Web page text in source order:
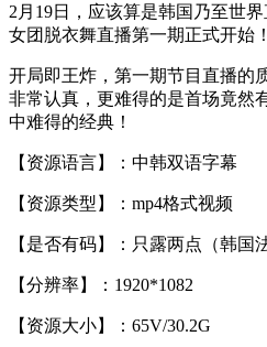
2月19日，应该算是韩国乃至世
女团脱衣舞直播第一期正式开始！
开局即王炸，第一期节目直播的
非常认真，更难得的是首场竟然
中难得的经典！
【资源语言】：中韩双语字幕
【资源类型】：mp4格式视频
【是否有码】：只露两点（韩国
【分辨率】：1920*1082
【资源大小】：65V/30.2G